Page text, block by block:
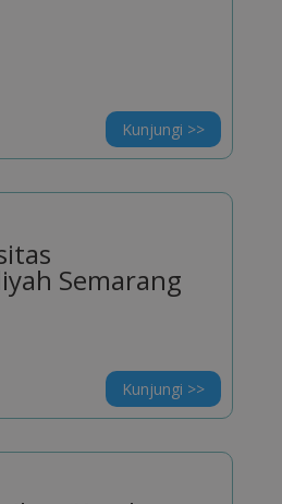
Kunjungi >>
Semarang
Kunjungi >>